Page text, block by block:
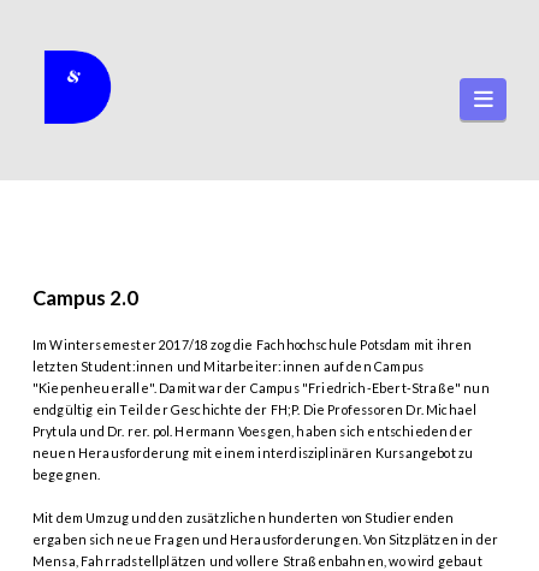
Campus 2.0
Im Wintersemester 2017/18 zog die Fachhochschule Potsdam mit ihren
letzten Student:innen und Mitarbeiter:innen auf den Campus
"Kiepenheueralle". Damit war der Campus "Friedrich-Ebert-Straße" nun
endgültig ein Teil der Geschichte der FH;P. Die Professoren Dr. Michael
Prytula und Dr. rer. pol. Hermann Voesgen, haben sich entschieden der
neuen Herausforderung mit einem interdisziplinären Kursangebot zu
begegnen.
Mit dem Umzug und den zusätzlichen hunderten von Studierenden
ergaben sich neue Fragen und Herausforderungen. Von Sitzplätzen in der
Mensa, Fahrradstellplätzen und vollere Straßenbahnen, wo wird gebaut